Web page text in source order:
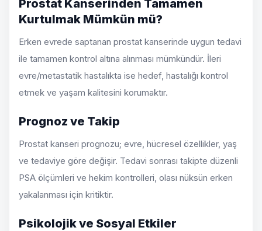
Prostat Kanserinden Tamamen
Kurtulmak Mümkün mü?
Erken evrede saptanan prostat kanserinde uygun tedavi
ile tamamen kontrol altına alınması mümkündür. İleri
evre/metastatik hastalıkta ise hedef, hastalığı kontrol
etmek ve yaşam kalitesini korumaktır.
Prognoz ve Takip
Prostat kanseri prognozu; evre, hücresel özellikler, yaş
ve tedaviye göre değişir. Tedavi sonrası takipte düzenli
PSA ölçümleri ve hekim kontrolleri, olası nüksün erken
yakalanması için kritiktir.
Psikolojik ve Sosyal Etkiler